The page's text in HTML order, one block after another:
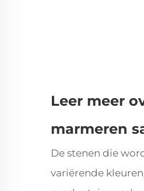
Leer meer
marmeren
De stenen die
variërende